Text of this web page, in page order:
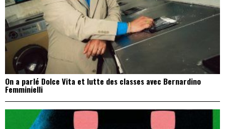
On a parlé Dolce Vita et lutte des classes avec Bernardino
Femminielli